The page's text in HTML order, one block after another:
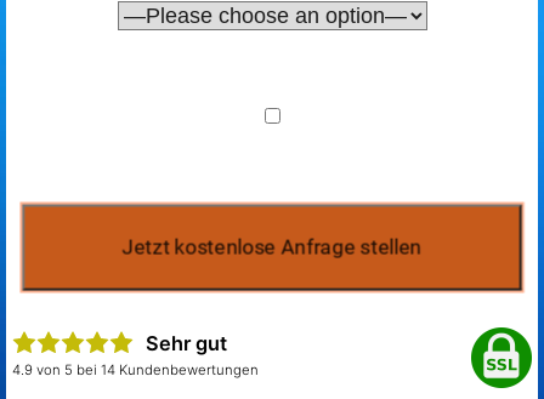
Sehr gut
4.9 von 5 bei 14 Kundenbewertungen